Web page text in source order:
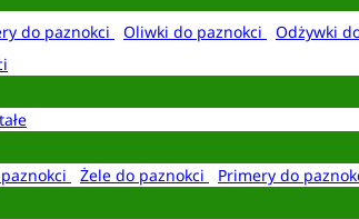
do paznokci Oliwki do paznokci Odżywki
Żele do paznokci Primery do